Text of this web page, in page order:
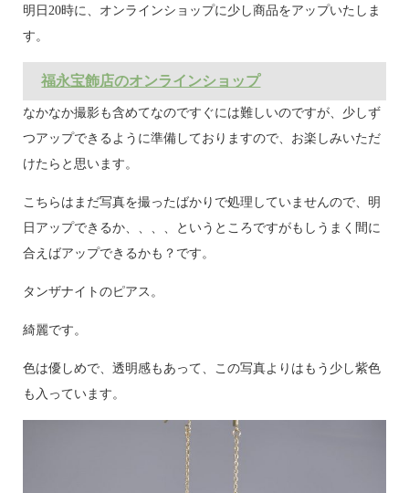
明日20時に、オンラインショップに少し商品をアップいたしま
す。
福永宝飾店のオンラインショップ
なかなか撮影も含めてなのですぐには難しいのですが、少しず
つアップできるように準備しておりますので、お楽しみいただ
けたらと思います。
こちらはまだ写真を撮ったばかりで処理していませんので、明
日アップできるか、、、、というところですがもしうまく間に
合えばアップできるかも？です。
タンザナイトのピアス。
綺麗です。
色は優しめで、透明感もあって、この写真よりはもう少し紫色
も入っています。